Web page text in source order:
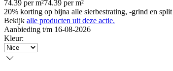
74.39 per m²74.39 per m²
20% korting op bijna alle sierbestrating, -grind en
Bekijk alle producten uit deze actie.
Aanbieding t/m 16-08-2026
Kleur: